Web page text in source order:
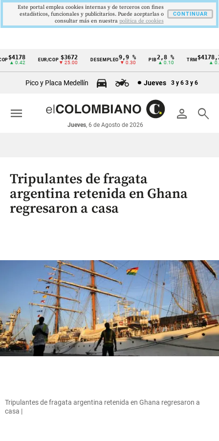
Cintillo
económicos
Colombia
▲ 0.42
EUR/COP $3672
▼ 25.00
DESEMPLEO9,9 %
▼ 0.30
2,8 %
▲ 0.10
TRM$4178,23
▲ 0.42
Pico y Placa Medellín Jueves 3 y 6 3 y 6
person search
Jueves, 6 de Agosto de 2026
menu
Tripulantes de fragata
argentina retenida en Ghana
regresaron a casa
Tripulantes de fragata argentina retenida en Ghana regresaron a
casa |
Este portal emplea cookies internas y de terceros con fines
estadísticos, funcionales y publicitarios. Puede aceptarlas o
consultar más en nuestra politica de cookies
CONTINUAR